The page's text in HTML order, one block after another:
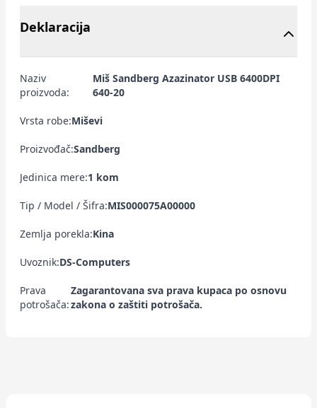
Deklaracija
Naziv
proizvoda:
Miš Sandberg Azazinator USB 6400DPI
640-20
Vrsta robe:Miševi
Proizvođač:Sandberg
Jedinica mere:1 kom
Tip / Model / Šifra:MIS000075A00000
Zemlja porekla:Kina
Uvoznik:DS-Computers
Prava
potrošača:
Zagarantovana sva prava kupaca po osnovu
zakona o zaštiti potrošača.